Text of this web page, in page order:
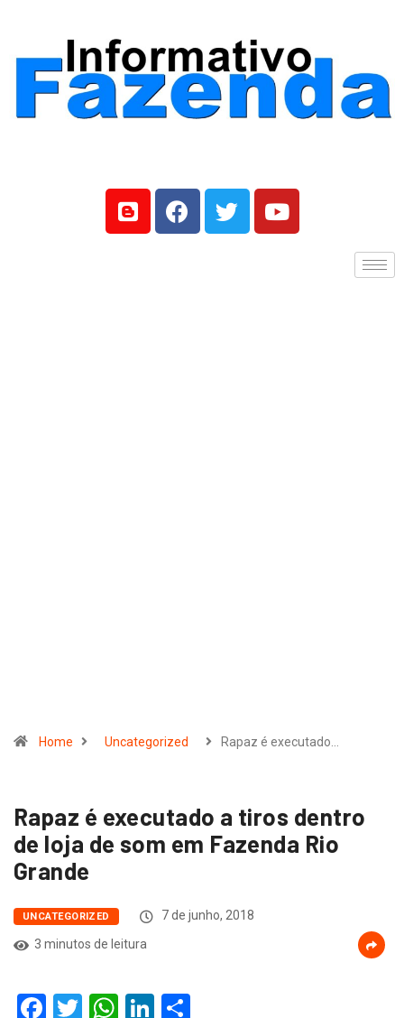
Home Uncategorized Rapaz é executado…
Rapaz é executado a tiros dentro
de loja de som em Fazenda Rio
Grande
UNCATEGORIZED
7 de junho, 2018
3 minutos de leitura
Facebook
Twitter
WhatsApp
LinkedIn